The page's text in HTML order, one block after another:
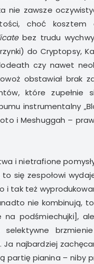
nie zawsze
choć
bez trudu
do Cryptopsy,
czy nawet
obstawiał brak
które zupełnie
instrumentalny
i Meshuggah –
i nietrafione
się zespołowi
i tak też
nie kombinują,
podśmiechujki],
najbardziej
partię pianina – niby